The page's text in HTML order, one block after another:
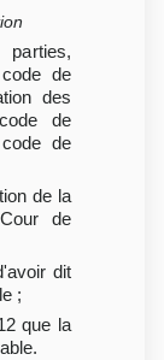
de
des
de
de
de la
de
dit
;
que la